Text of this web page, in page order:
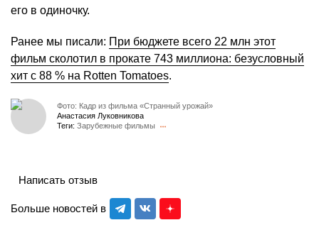
его в одиночку.
Ранее мы писали: При бюджете всего 22 млн этот
фильм сколотил в прокате 743 миллиона: безусловный
хит с 88 % на Rotten Tomatoes.
Фото: Кадр из фильма «Странный урожай»
Анастасия Луковникова
Теги: Зарубежные фильмы
Больше новостей в
Написать отзыв